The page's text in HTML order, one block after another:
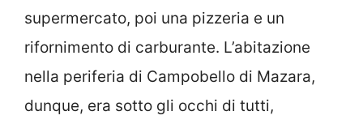
supermercato, poi una pizzeria e un
rifornimento di carburante. L’abitazione
nella periferia di Campobello di Mazara,
dunque, era sotto gli occhi di tutti,